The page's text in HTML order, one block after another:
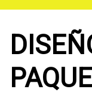
Saltar
contenido